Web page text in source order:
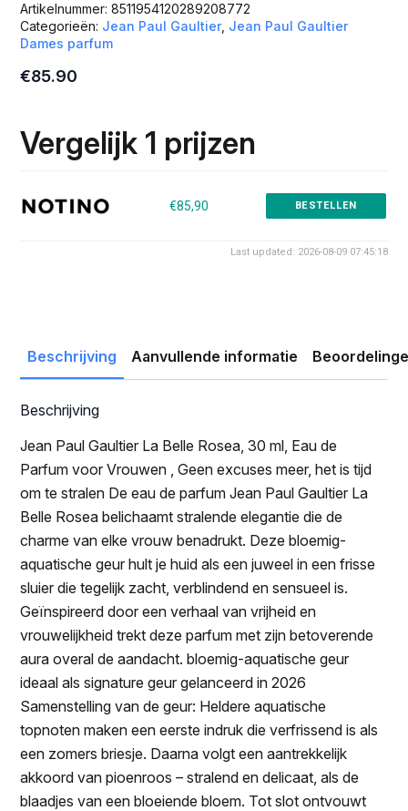
Artikelnummer:8511954120289208772
Categorieën: Jean Paul Gaultier, Jean Paul Gaultier
Dames parfum
€85.90
Vergelijk 1 prijzen
€85,90 BESTELLEN
Last updated: 2026-08-09 07:45:18
Beschrijving Aanvullende informatie
Beschrijving
Jean Paul Gaultier La Belle Rosea, 30 ml, Eau de
Parfum voor Vrouwen , Geen excuses meer, het is tijd
om te stralen De eau de parfum Jean Paul Gaultier La
Belle Rosea belichaamt stralende elegantie die de
charme van elke vrouw benadrukt. Deze bloemig-
aquatische geur hult je huid als een juweel in een frisse
sluier die tegelijk zacht, verblindend en sensueel is.
Geïnspireerd door een verhaal van vrijheid en
vrouwelijkheid trekt deze parfum met zijn betoverende
aura overal de aandacht. bloemig-aquatische geur
ideaal als signature geur gelanceerd in 2026
Samenstelling van de geur: Heldere aquatische
topnoten maken een eerste indruk die verfrissend is als
een zomers briesje. Daarna volgt een aantrekkelijk
akkoord van pioenroos – stralend en delicaat, als de
blaadjes van een bloeiende bloem. Tot slot ontvouwt